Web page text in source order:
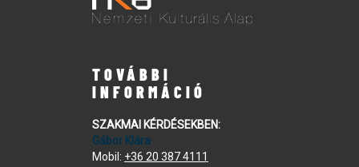
TOVÁBBI
INFORMÁCIÓ
SZAKMAI KÉRDÉSEKBEN:
Gábor Klára
Mobil: +36 20 387 4111